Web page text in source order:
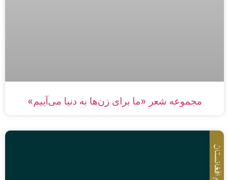
مجموعه شعر «ما برای زن‌ها به دنیا می‌آییم»